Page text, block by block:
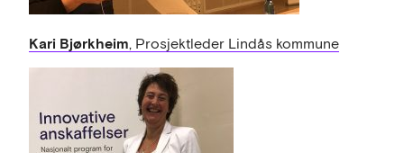
Kari Bjørkheim, Prosjektleder Lindås kommune